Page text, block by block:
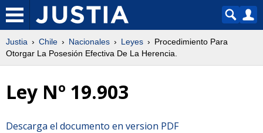
Justia Chile Nacionales Leyes
Procedimiento Para
Otorgar La Posesión Efectiva De La Herencia.
Ley Nº 19.903
Descarga el documento en version PDF